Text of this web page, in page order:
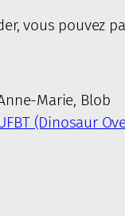
vous pouvez
Marie, Blob
(Dinosaur